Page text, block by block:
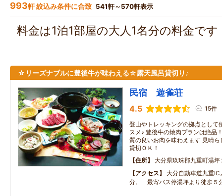
993軒 絞込み条件に合致 541軒～570軒表示
料金は1泊1部屋の大人1名分の料金で
☆リーズナブルに豊後牛が味わえる☆露天風呂貸切り♪
民宿 遊雀荘
4.5 15件
登山やトレッキングの拠点として
スメ♪ 豊後牛の焼肉プランは絶品
質の良いお肉を味わえます 見晴
貸切ＯＫ！
住所
大分県玖珠郡九重町湯坪
アクセス
大分自動車道九重IC
分。 最寄バス停湯坪より徒歩５